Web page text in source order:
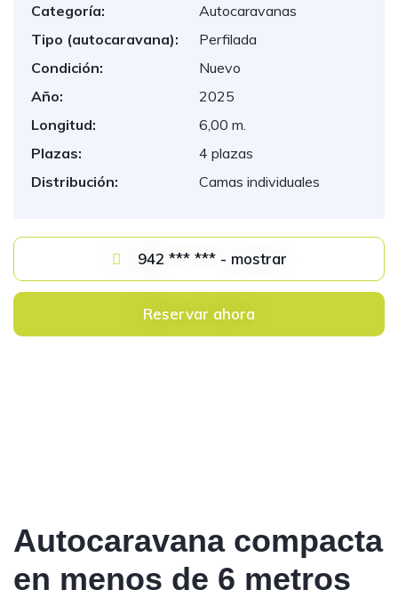
Categoría:
Autocaravanas
Tipo (autocaravana):
Perfilada
Condición:
Nuevo
Año:
2025
Longitud:
6,00 m.
Plazas:
4 plazas
Distribución:
Camas individuales
942 *** *** - mostrar
Reservar ahora
Autocaravana compacta
en menos de 6 metros